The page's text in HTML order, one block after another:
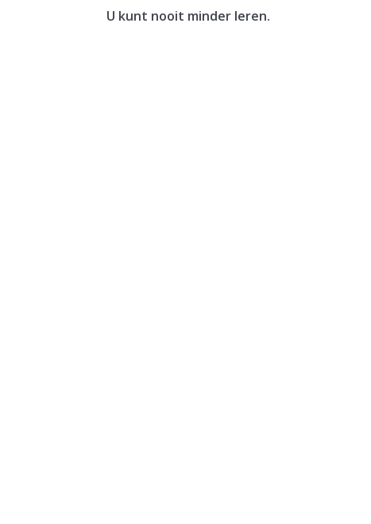
U kunt nooit minder leren.